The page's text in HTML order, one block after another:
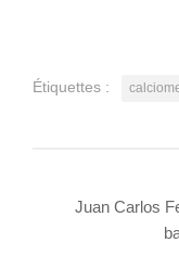
Étiquettes :
Juan Carlos